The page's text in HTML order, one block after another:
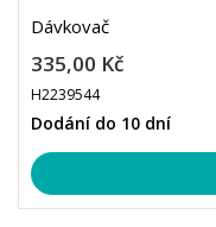
Dávkovač
335,00 Kč
H2239544
Dodání do 10 dní